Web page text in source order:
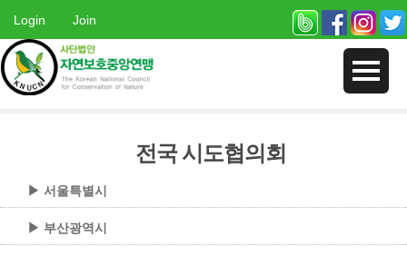
Login Join
전국 시도협의회
▶ 서울특별시
▶ 부산광역시